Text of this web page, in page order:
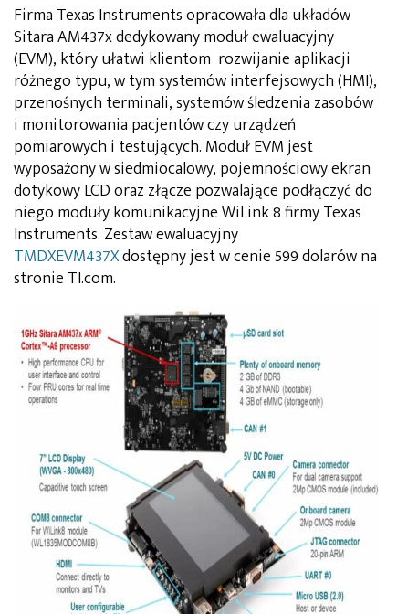
Firma Texas Instruments opracowała dla układów
Sitara AM437x dedykowany moduł ewaluacyjny
(EVM), który ułatwi klientom rozwijanie aplikacji
różnego typu, w tym systemów interfejsowych (HMI),
przenośnych terminali, systemów śledzenia zasobów
i monitorowania pacjentów czy urządzeń
pomiarowych i testujących. Moduł EVM jest
wyposażony w siedmiocalowy, pojemnościowy ekran
dotykowy LCD oraz złącze pozwalające podłączyć do
niego moduły komunikacyjne WiLink 8 firmy Texas
Instruments. Zestaw ewaluacyjny
TMDXEVM437Xdostępny jest w cenie 599 dolarów na
stronie TI.com.